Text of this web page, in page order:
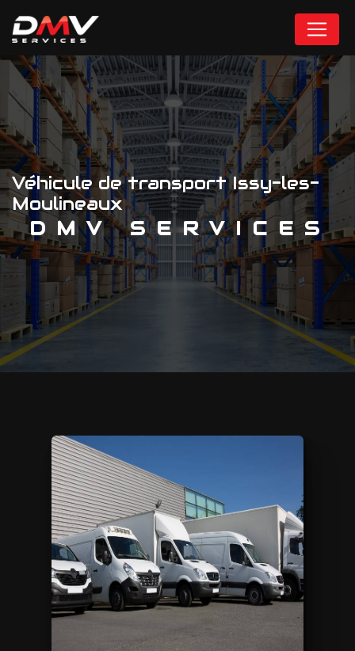
Véhicule de transport Issy-les-
Moulineaux
DMV SERVICES